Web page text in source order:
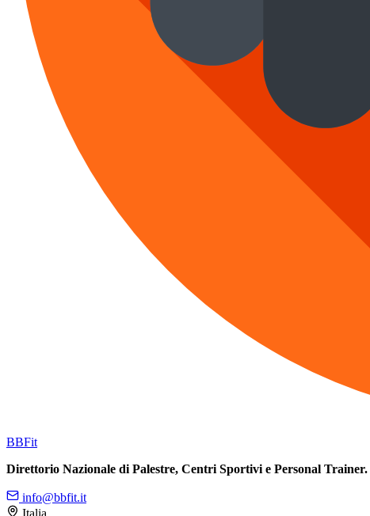
BBFit
Direttorio Nazionale di Palestre, Centri Sportivi e Personal Trainer.
info@bbfit.it